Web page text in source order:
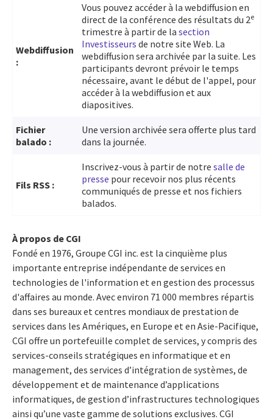
Webdiffusion
:
Vous pouvez accéder à la webdiffusion en
direct de la conférence des résultats du 2e
trimestre à partir de la section
Investisseurs de notre site Web. La
webdiffusion sera archivée par la suite. Les
participants devront prévoir le temps
nécessaire, avant le début de l'appel, pour
accéder à la webdiffusion et aux
diapositives.
Fichier
balado :
Une version archivée sera offerte plus tard
dans la journée.
Fils RSS :
Inscrivez-vous à partir de notre salle de
presse pour recevoir nos plus récents
communiqués de presse et nos fichiers
balados.
À propos de CGI
Fondé en 1976, Groupe CGI inc. est la cinquième plus
importante entreprise indépendante de services en
technologies de l'information et en gestion des processus
d'affaires au monde. Avec environ 71 000 membres répartis
dans ses bureaux et centres mondiaux de prestation de
services dans les Amériques, en Europe et en Asie-Pacifique,
CGI offre un portefeuille complet de services, y compris des
services-conseils stratégiques en informatique et en
management, des services d’intégration de systèmes, de
développement et de maintenance d’applications
informatiques, de gestion d’infrastructures technologiques
ainsi qu’une vaste gamme de solutions exclusives. CGI